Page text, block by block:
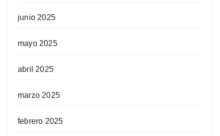
junio 2025
mayo 2025
abril 2025
marzo 2025
febrero 2025